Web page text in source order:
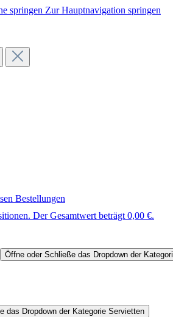
springen Zur Hauptnavigation springen
Bestellungen
Der Gesamtwert beträgt 0,00 €.
Öffne oder Schließe das Dropdown der
das Dropdown der Kategorie Servietten